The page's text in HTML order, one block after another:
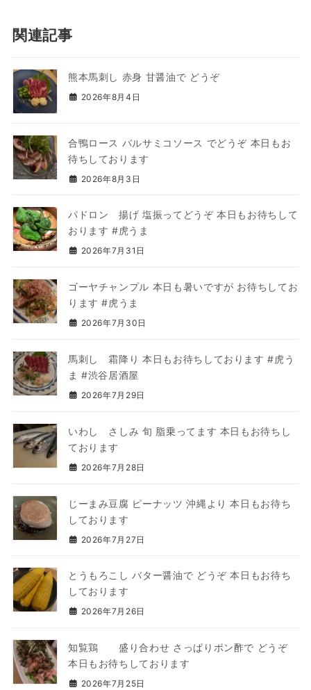
関連記事
熊本馬刺し 赤身 甘醤油で どうぞ
2026年8月4日
合鴨ロース バルサミコソース でどうぞ 本日もお
待ちしております
2026年8月3日
パドロン 揚げ 塩振ってどうぞ 本日もお待ちして
おります #虎うま
2026年7月31日
ゴーヤチャンプル 本日も暑いですが お待ちしてお
ります #虎うま
2026年7月30日
馬刺し 霜降り 本日もお待ちしております #虎う
ま #渋谷居酒屋
2026年7月29日
いわし さしみ 旬 脂乗ってます 本日もお待ちし
ております
2026年7月28日
じーまみ豆腐 ピーナッツ 沖縄より 本日もお待ち
しております
2026年7月27日
とうもろこし バター醤油で どうぞ 本日もお待ち
しております
2026年7月26日
知覧鶏 盛り合わせ さっぱりポン酢で どうぞ
本日もお待ちしております
2026年7月25日